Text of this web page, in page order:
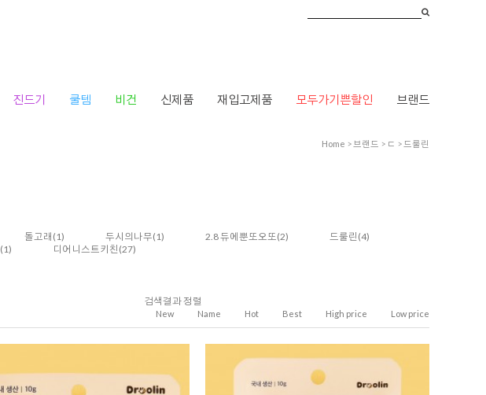
진드기 쿨템 비건 신제품 재입고제품 모두가기쁜할인 브랜드
Home > 브랜드 > ㄷ > 드룰린
돌고래 (1) 두시의나무(1) 2.8 듀에뿐또오또(2) 드룰린 (4)
(1) 디어니스트키친 (27)
검색결과 정렬
New Name Hot Best High price Low price